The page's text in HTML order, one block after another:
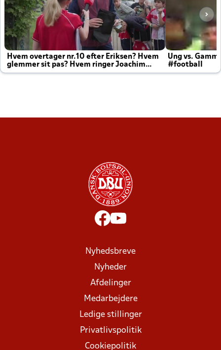
Hvem overtager nr.10 efter Eriksen? Hvem
glemmer sit pas? Hvem ringer Joachim
altid til efter kampe?
Ung vs.
#football
Nyhedsbreve
Nyheder
Afdelinger
Medarbejdere
Ledige stillinger
Privatlivspolitik
Cookiepolitik